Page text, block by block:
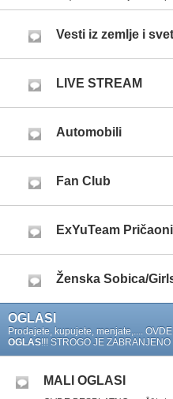
Vesti iz zemlje i
LIVE STREAM
Automobili
Fan Club
ExYuTeam
Ženska Sobica/
OGLASI
Prodajete, kupujete, menjate,....
OGLAS!!! STROGO JE
MALI OGLASI